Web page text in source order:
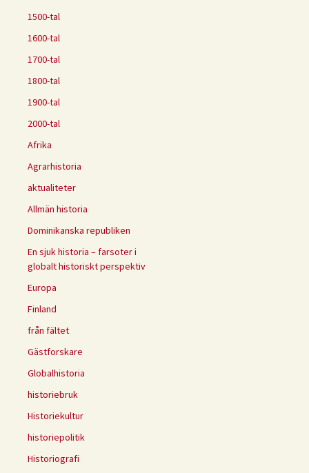
1500-tal
1600-tal
1700-tal
1800-tal
1900-tal
2000-tal
Afrika
Agrarhistoria
aktualiteter
Allmän historia
Dominikanska republiken
En sjuk historia – farsoter i
globalt historiskt perspektiv
Europa
Finland
från fältet
Gästforskare
Globalhistoria
historiebruk
Historiekultur
historiepolitik
Historiografi